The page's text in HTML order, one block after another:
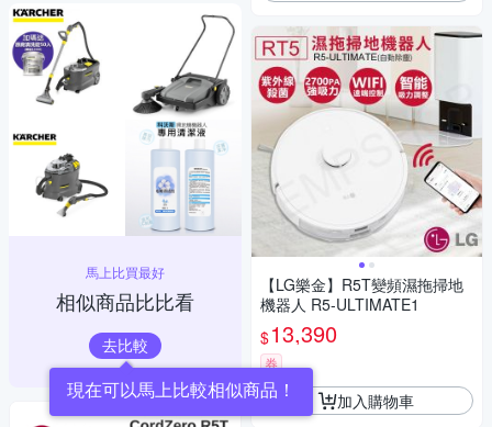
馬上比買最好
相似商品比比看
去比較
現在可以馬上比較相似商品！
【LG樂金】R5T變頻濕拖掃地
機器人 R5-ULTIMATE1
$13,390
券
加入購物車